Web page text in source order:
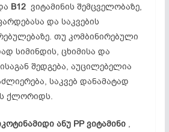
B12ვიტამინის შემცველობაზე,
და საკვების
თუ კომბინირებული
სიმინდის, ცხიმისა და
შედგება, აუცილებელია
საკვებ დანამატად
ქლორიდს.
ანუ PPვიტამინი,